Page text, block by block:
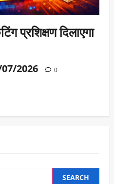
प्रशिक्षण दिलाएगा
2026 0